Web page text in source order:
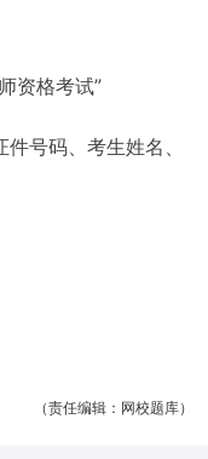
资格考试”
号码、考生姓名、
（责任编辑：网校题库）